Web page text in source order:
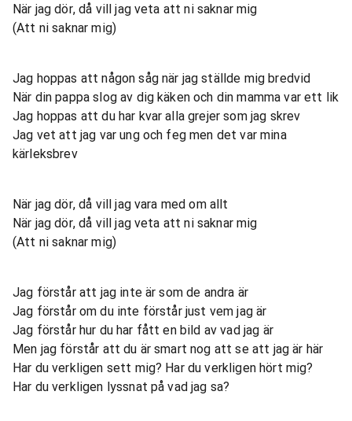
När jag dör, då vill jag veta att ni saknar mig
(Att ni saknar mig)
Jag hoppas att någon såg när jag ställde mig bredvid
När din pappa slog av dig käken och din mamma var ett lik
Jag hoppas att du har kvar alla grejer som jag skrev
Jag vet att jag var ung och feg men det var mina
kärleksbrev
När jag dör, då vill jag vara med om allt
När jag dör, då vill jag veta att ni saknar mig
(Att ni saknar mig)
Jag förstår att jag inte är som de andra är
Jag förstår om du inte förstår just vem jag är
Jag förstår hur du har fått en bild av vad jag är
Men jag förstår att du är smart nog att se att jag är här
Har du verkligen sett mig? Har du verkligen hört mig?
Har du verkligen lyssnat på vad jag sa?